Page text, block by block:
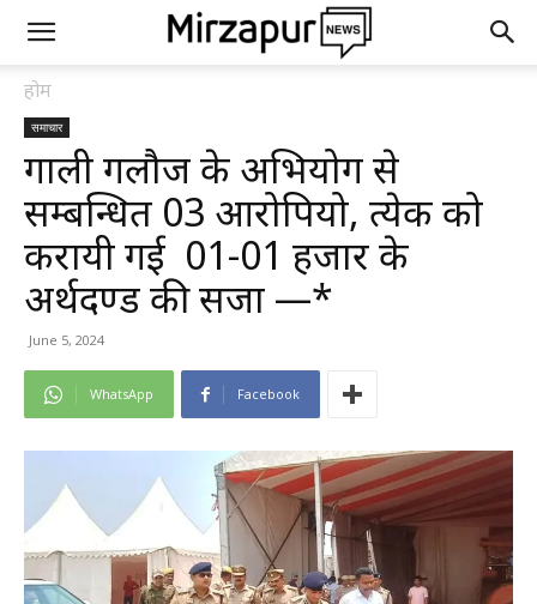
होम
समाचार
गाली गलौज के अभियोग से
सम्बन्धित 03 आरोपियो, प्रत्येक को
करायी गई ₹ 01-01 हजार के
अर्थदण्ड की सजा —*
June 5, 2024
WhatsApp Facebook